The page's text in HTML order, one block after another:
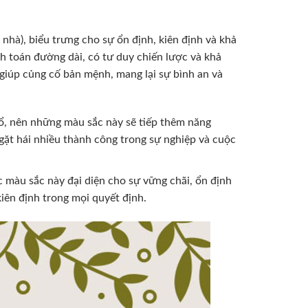
biểu trưng cho sự ổn định, kiên định và khả
toán đường dài, có tư duy chiến lược và khả
củng cố bản mệnh, mang lại sự bình an và
nên những màu sắc này sẽ tiếp thêm năng
hái nhiều thành công trong sự nghiệp và cuộc
sắc này đại diện cho sự vững chãi, ổn định
định trong mọi quyết định.